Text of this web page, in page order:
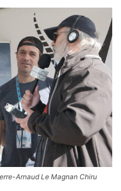
Arnaud Le Magnan Chiru